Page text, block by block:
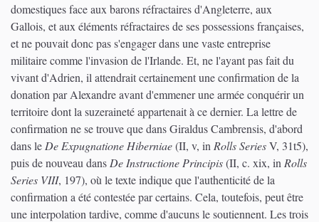
domestiques face aux barons réfractaires d'Angleterre, aux
Gallois, et aux éléments réfractaires de ses possessions françaises,
et ne pouvait donc pas s'engager dans une vaste entreprise
militaire comme l'invasion de l'Irlande. Et, ne l'ayant pas fait du
vivant d'Adrien, il attendrait certainement une confirmation de la
donation par Alexandre avant d'emmener une armée conquérir un
territoire dont la suzeraineté appartenait à ce dernier. La lettre de
confirmation ne se trouve que dans Giraldus Cambrensis, d'abord
dans le De Expugnatione Hiberniae(II, v, in Rolls SeriesV, 31t5),
puis de nouveau dans De Instructione Principis(II, c. xix, in Rolls
Series VIII, 197), où le texte indique que l'authenticité de la
confirmation a été contestée par certains. Cela, toutefois, peut être
une interpolation tardive, comme d'aucuns le soutiennent. Les trois